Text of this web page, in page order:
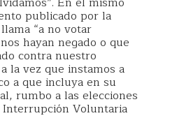
publicado por la
“a no votar
hayan negado o que
contra nuestro
la vez que instamos a
a que incluya en su
rumbo a las elecciones
Voluntaria